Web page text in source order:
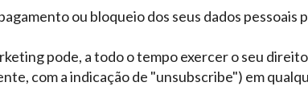
ou bloqueio dos seus dados
pode, a todo o tempo exercer o seu
com a indicação de "unsubscribe") em